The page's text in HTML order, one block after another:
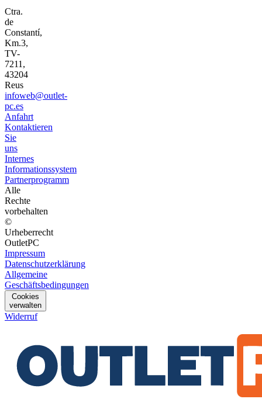
Ctra.
de
Constantí,
Km.3,
TV-
7211,
43204
Reus
infoweb@outlet-
pc.es
Anfahrt
Kontaktieren
Sie
uns
Internes
Informationssystem
Partnerprogramm
Alle
Rechte
vorbehalten
©
Urheberrecht
OutletPC
Impressum
Datenschutzerklärung
Allgemeine
Geschäftsbedingungen
Cookies
verwalten
Widerruf